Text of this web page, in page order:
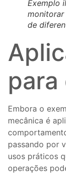
Exemplo
monitorar
de
para
Embora o
mecânica é
passando por
usos práticos
operações